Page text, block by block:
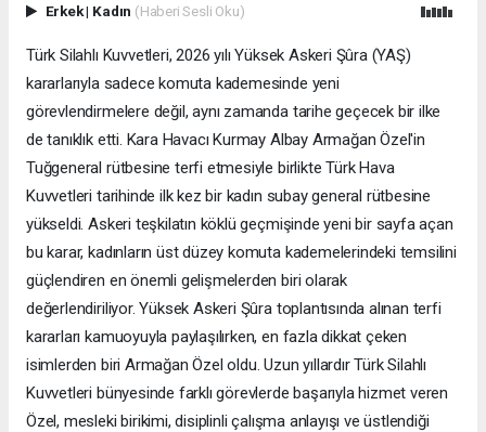
Erkek| Kadın (Haberi Sesli Oku)
Türk Silahlı Kuvvetleri, 2026 yılı Yüksek Askeri Şûra (YAŞ)
kararlarıyla sadece komuta kademesinde yeni
görevlendirmelere değil, aynı zamanda tarihe geçecek bir ilke
de tanıklık etti. Kara Havacı Kurmay Albay Armağan Özel'in
Tuğgeneral rütbesine terfi etmesiyle birlikte Türk Hava
Kuvvetleri tarihinde ilk kez bir kadın subay general rütbesine
yükseldi. Askeri teşkilatın köklü geçmişinde yeni bir sayfa açan
bu karar, kadınların üst düzey komuta kademelerindeki temsilini
güçlendiren en önemli gelişmelerden biri olarak
değerlendiriliyor. Yüksek Askeri Şûra toplantısında alınan terfi
kararları kamuoyuyla paylaşılırken, en fazla dikkat çeken
isimlerden biri Armağan Özel oldu. Uzun yıllardır Türk Silahlı
Kuvvetleri bünyesinde farklı görevlerde başarıyla hizmet veren
Özel, mesleki birikimi, disiplinli çalışma anlayışı ve üstlendiği